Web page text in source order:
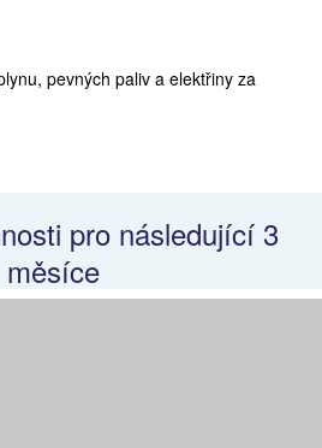
pevných paliv a elektřiny za
pro následující 3
měsíce